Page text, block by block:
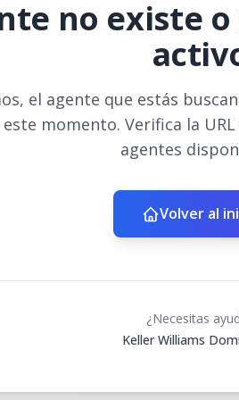
no existe
el agente que estás
momento. Verifica la
agentes
Volver al
¿Necesitas
Keller Williams